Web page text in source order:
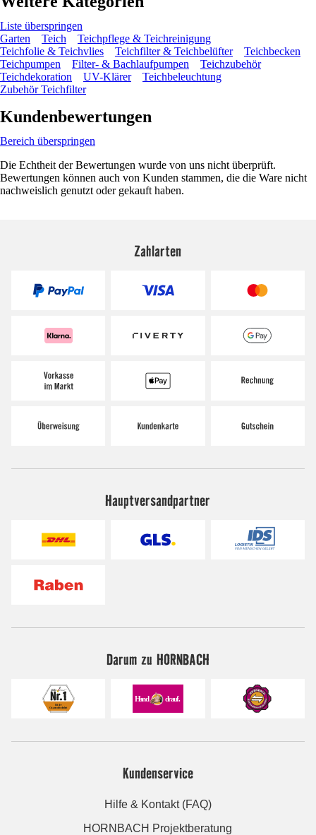
Liste überspringen
Garten
Teich
Teichpflege & Teichreinigung
Teichfolie & Teichvlies
Teichfilter & Teichbelüfter
Teichbecken
Teichpumpen
Filter- & Bachlaufpumpen
Teichzubehör
Teichdekoration
UV-Klärer
Teichbeleuchtung
Zubehör Teichfilter
Kundenbewertungen
Bereich überspringen
Die Echtheit der Bewertungen wurde von uns nicht überprüft.
Bewertungen können auch von Kunden stammen, die die Ware nicht
nachweislich genutzt oder gekauft haben.
Zahlarten
Hauptversandpartner
Darum zu HORNBACH
Kundenservice
Hilfe & Kontakt (FAQ)
HORNBACH Projektberatung